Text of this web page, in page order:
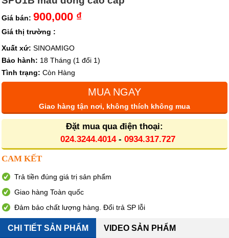
Giá bán: 900,000 ₫
Giá thị trường :
Xuất xứ: SINOAMIGO
Bảo hành: 18 Tháng (1 đổi 1)
Tình trạng: Còn Hàng
MUA NGAY
Giao hàng tận nơi, không thích không mua
Đặt mua qua điện thoại:
024.3244.4014- 0934.317.727
CAM KẾT
Trả tiền đúng giá trị sản phẩm
Giao hàng Toàn quốc
Đảm bảo chất lượng hàng. Đổi trả SP lỗi
CHI TIẾT SẢN PHẨM VIDEO SẢN PHẨM